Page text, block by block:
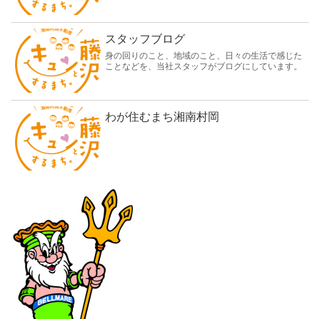
スタッフブログ
身の回りのこと、地域のこと、日々の生活で感じた
ことなどを、当社スタッフがブログにしています。
わが住むまち湘南村岡